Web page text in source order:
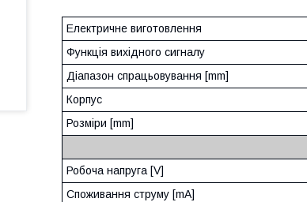
Електричне виготовлення
Функція вихідного сигналу
Діапазон спрацьовування [mm]
Корпус
Розміри [mm]
Робоча напруга [V]
Споживання струму [mA]